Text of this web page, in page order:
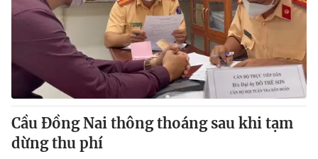
Theo dõi báo trên
Cơ quan chủ quản:Đài Truyền hình Việt Nam
Cơ quan báo chí:Thời báo VTV
Giấy phép hoạt động báo in và báo điện tử số 483/GP-BTTTT
cấp ngày 29/12/2023
Tổng Biên tập: Vũ Thanh Thủy
Phó Tổng Biên tập:
Cầu Đồng Nai thông thoáng sau khi tạm
dừng thu phí